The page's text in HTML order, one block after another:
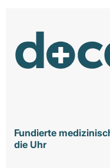
Fundierte
die Uhr